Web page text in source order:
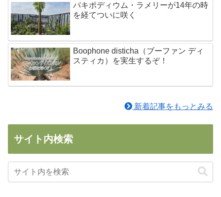
パキポディウム・ラメリーが14年の時
を経てついに咲く
Boophone disticha（ブーファン ディ
スティカ）を実生するぞ！
新着記事をもっとみる
サイト内検索